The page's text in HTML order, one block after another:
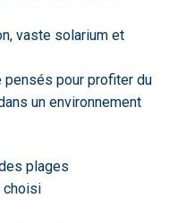
vaste solarium et
pour profiter du
un environnement
plages
choisi